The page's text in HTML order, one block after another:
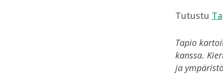
Tutustu
Tapio
kanssa.
ja